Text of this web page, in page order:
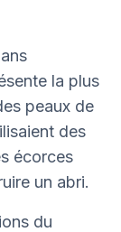
la plus
peaux de
des
écorces
un abri.
du